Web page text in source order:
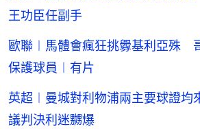
王功臣任副手
歐聯︱馬體會瘋狂挑釁基利亞殊
保護球員︱有片
英超︱曼城對利物浦兩主要球證
議判決利迷嬲爆